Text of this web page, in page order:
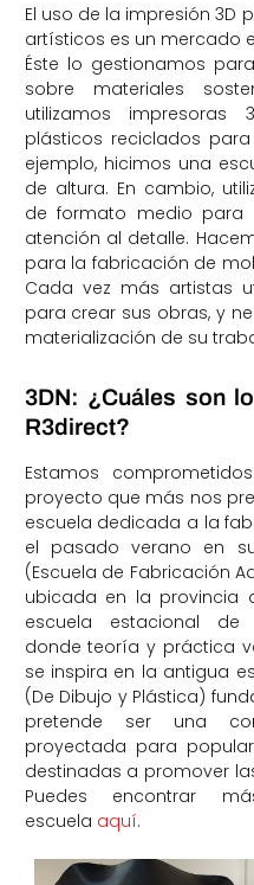
El uso de la impresión
artísticos es un mercado
Éste lo gestionamos
sobre materiales
utilizamos
plásticos reciclados
ejemplo, hicimos una
de altura. En cambio,
de formato medio para
atención al detalle.
para la fabricación de
Cada vez más artistas
para crear sus obras, y
materialización de su
3DN: ¿Cuáles son
R3direct?
Estamos
proyecto que más nos
escuela dedicada a la
el pasado verano en
(Escuela de Fabricación
ubicada en la provincia
escuela estacional de
donde teoría y práctica
se inspira en la antigua
(De Dibujo y Plástica)
pretende ser una
proyectada para
destinadas a promover
Puedes encontrar
escuela aquí.